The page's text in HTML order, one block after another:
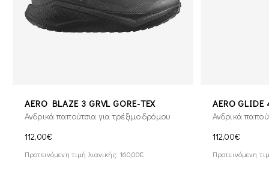
AERO BLAZE 3 GRVL GORE-TEX
Ανδρικά παπούτσια για τρέξιμο δρόμου
112,00€
Προτεινόμενη τιμή λιανικής: 160,00€
AERO GLIDE
Ανδρικά
112,00€
Προτεινόμενη